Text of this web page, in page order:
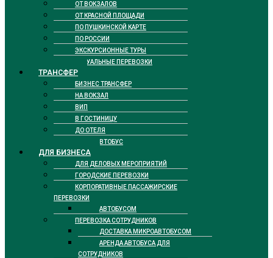
ОТ ВОКЗАЛОВ
ОТ КРАСНОЙ ПЛОЩАДИ
ПО ПУШКИНСКОЙ КАРТЕ
ПО РОССИИ
ЭКСКУРСИОННЫЕ ТУРЫ
РИТУАЛЬНЫЕ ПЕРЕВОЗКИ
ТРАНСФЕР
БИЗНЕС ТРАНСФЕР
НА ВОКЗАЛ
ВИП
В ГОСТИНИЦУ
ДО ОТЕЛЯ
ТАКСИ АВТОБУС
ДЛЯ БИЗНЕСА
ДЛЯ ДЕЛОВЫХ МЕРОПРИЯТИЙ
ГОРОДСКИЕ ПЕРЕВОЗКИ
КОРПОРАТИВНЫЕ ПАССАЖИРСКИЕ
ПЕРЕВОЗКИ
АВТОБУСОМ
ПЕРЕВОЗКА СОТРУДНИКОВ
ДОСТАВКА МИКРОАВТОБУСОМ
АРЕНДА АВТОБУСА ДЛЯ
СОТРУДНИКОВ